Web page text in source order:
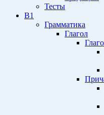
Тесты
B1
Грамматика
Глагол